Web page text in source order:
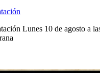
Lunes 10 de agosto a